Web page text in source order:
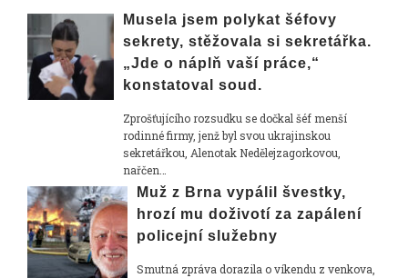
Musela jsem polykat šéfovy
sekrety, stěžovala si sekretářka.
„Jde o náplň vaší práce,“
konstatoval soud.
Zprošťujícího rozsudku se dočkal šéf menší
rodinné firmy, jenž byl svou ukrajinskou
sekretářkou, Alenotak Nedělejzagorkovou,
nařčen…
Muž z Brna vypálil švestky,
hrozí mu doživotí za zapálení
policejní služebny
Smutná zpráva dorazila o víkendu z venkova,